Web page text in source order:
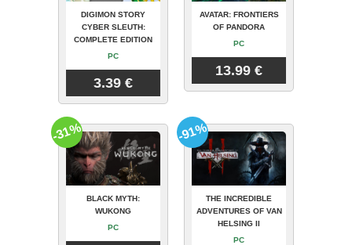
DIGIMON STORY
CYBER SLEUTH:
COMPLETE EDITION
PC
3.39 €
AVATAR: FRONTIERS
OF PANDORA
PC
13.99 €
BLACK MYTH:
WUKONG
PC
-31%
THE INCREDIBLE
ADVENTURES OF VAN
HELSING II
PC
-91%